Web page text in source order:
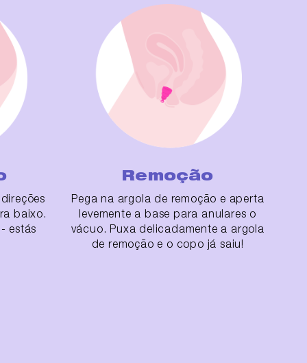
baixo.
estás
Remoção
Pega na argola de remoção e aperta
levemente a base para anulares o
vácuo. Puxa delicadamente a argola
de remoção e o copo já saiu!